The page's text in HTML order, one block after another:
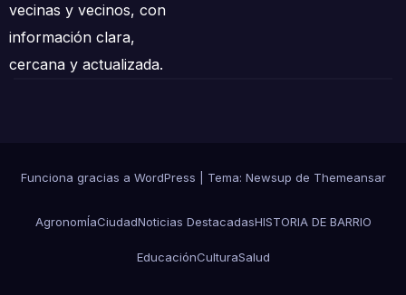
vecinas y vecinos, con
información clara,
cercana y actualizada.
Funciona gracias a WordPress Tema: Newsup de Themeansar
AgronomÍaCiudadNoticias DestacadasHISTORIA DE BARRIO
EducaciónCulturaSalud